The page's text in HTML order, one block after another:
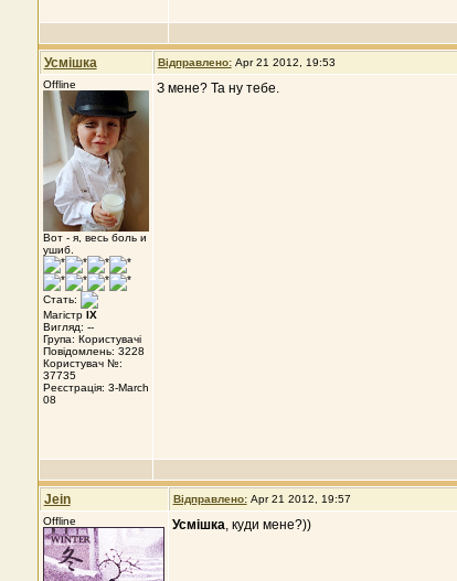
Усмішка Відправлено: Apr 21 2012, 19:53
Offline
Вот - я, весь боль и
ушиб.
Стать:
Магістр IX
Вигляд: --
Група: Користувачі
Повідомлень: 3228
Користувач №:
37735
Реєстрація: 3-March
08
З мене? Та ну тебе.
Jein Відправлено: Apr 21 2012, 19:57
Offline
Усмішка, куди мене?))